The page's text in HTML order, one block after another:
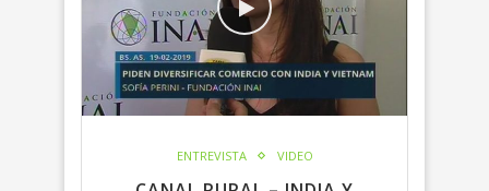
ENTREVISTA VIDEO